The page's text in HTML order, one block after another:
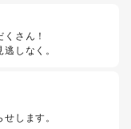
さん！
しなく。
します。